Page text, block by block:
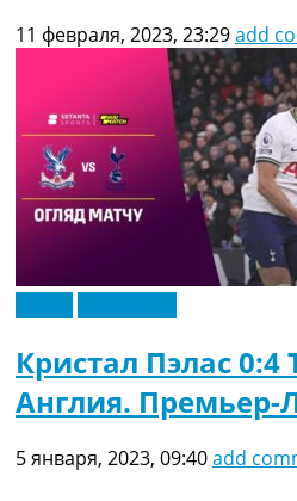
11 февраля, 2023, 23:29add
Кристал Пэлас 0:4
Англия. Премьер-
5 января, 2023, 09:40add